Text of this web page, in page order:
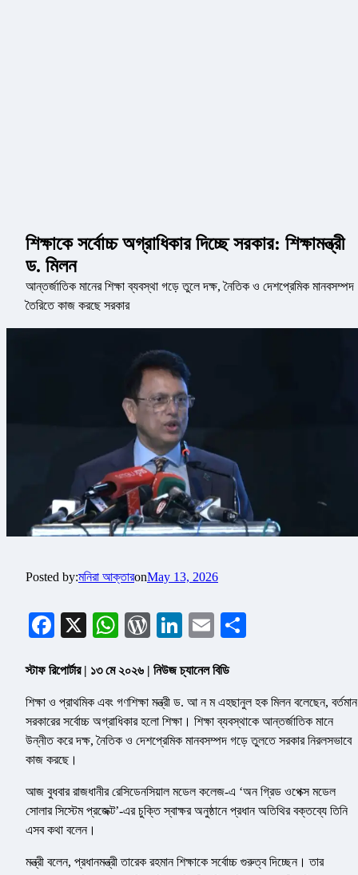
শিক্ষাকে সর্বোচ্চ অগ্রাধিকার দিচ্ছে সরকার: শিক্ষামন্ত্রী
ড. মিলন
আন্তর্জাতিক মানের শিক্ষা ব্যবস্থা গড়ে তুলে দক্ষ, নৈতিক ও দেশপ্রেমিক মানবসম্পদ
তৈরিতে কাজ করছে সরকার
Posted by:মনিরা আক্তারonMay 13, 2026
Facebook
X WhatsApp
WordPress
LinkedIn
Email
স্টাফ রিপোর্টার | ১৩ মে ২০২৬ | নিউজ চ্যানেল বিডি
শিক্ষা ও প্রাথমিক এবং গণশিক্ষা মন্ত্রী ড. আ ন ম এহছানুল হক মিলন বলেছেন, বর্তমান
সরকারের সর্বোচ্চ অগ্রাধিকার হলো শিক্ষা। শিক্ষা ব্যবস্থাকে আন্তর্জাতিক মানে
উন্নীত করে দক্ষ, নৈতিক ও দেশপ্রেমিক মানবসম্পদ গড়ে তুলতে সরকার নিরলসভাবে
কাজ করছে।
আজ বুধবার রাজধানীর রেসিডেনসিয়াল মডেল কলেজ-এ ‘অন গ্রিড ওপেক্স মডেল
সোলার সিস্টেম প্রজেক্ট’-এর চুক্তি স্বাক্ষর অনুষ্ঠানে প্রধান অতিথির বক্তব্যে তিনি
এসব কথা বলেন।
মন্ত্রী বলেন, প্রধানমন্ত্রী তারেক রহমান শিক্ষাকে সর্বোচ্চ গুরুত্ব দিচ্ছেন। তার